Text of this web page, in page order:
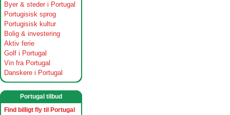
Byer & steder i Portugal
Portugisisk sprog
Portugisisk kultur
Bolig & investering
Aktiv ferie
Golf i Portugal
Vin fra Portugal
Danskere i Portugal
Portugal tilbud
Find billigt fly til Portugal